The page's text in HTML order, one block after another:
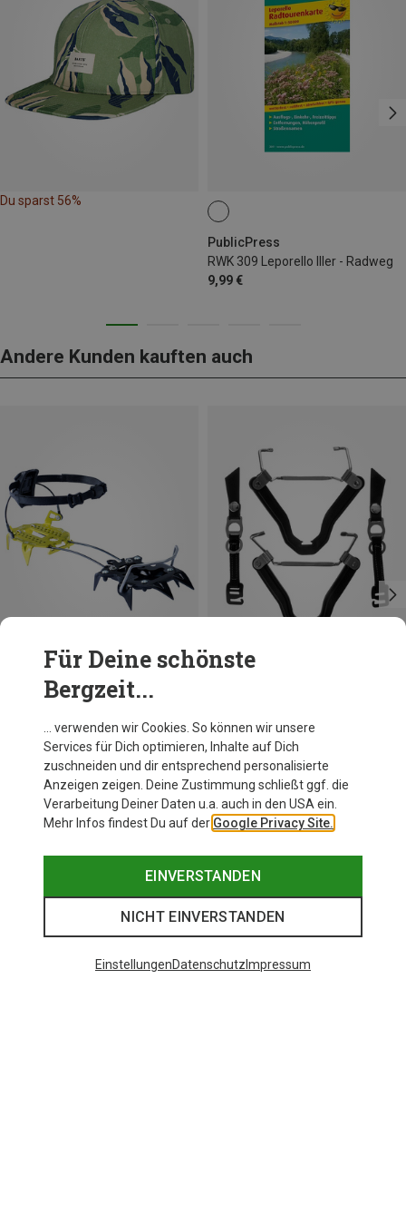
Du sparst 56%
PublicPress
RWK 309 Leporello Iller - Radweg
9,99 €
Andere Kunden kauften auch
Du sparst 12%
Für Deine schönste
Bergzeit...
… verwenden wir Cookies. So können wir unsere
Services für Dich optimieren, Inhalte auf Dich
zuschneiden und dir entsprechend personalisierte
Anzeigen zeigen. Deine Zustimmung schließt ggf. die
Verarbeitung Deiner Daten u.a. auch in den USA ein.
Mehr Infos findest Du auf der Google Privacy Site.
EINVERSTANDEN
NICHT EINVERSTANDEN
EinstellungenDatenschutz Impressum